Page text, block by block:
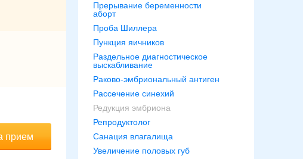
прием
Прерывание беременности
аборт
Проба Шиллера
Пункция яичников
Раздельное диагностическое
выскабливание
Раково-эмбриональный антиген
Рассечение синехий
Редукция эмбриона
Репродуктолог
Санация влагалища
Увеличение половых губ